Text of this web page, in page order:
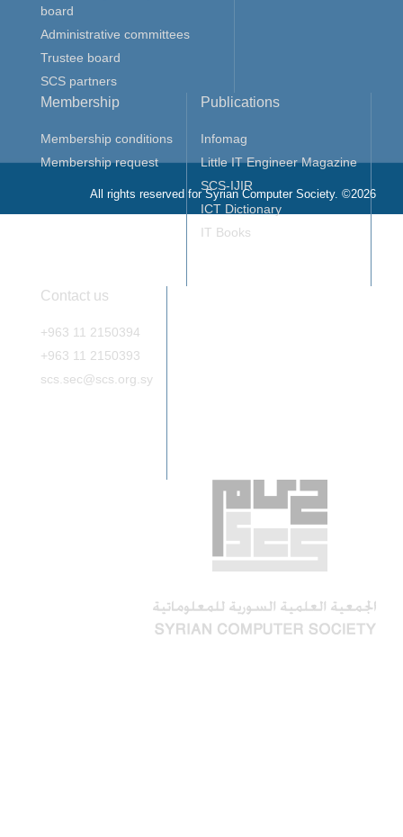
board
Administrative committees
Trustee board
SCS partners
Membership
Membership conditions
Membership request
Publications
Infomag
Little IT Engineer Magazine
SCS-IJIR
ICT Dictionary
IT Books
Contact us
+963 11 2150394
+963 11 2150393
scs.sec@scs.org.sy
All rights reserved for Syrian Computer Society. ©2026